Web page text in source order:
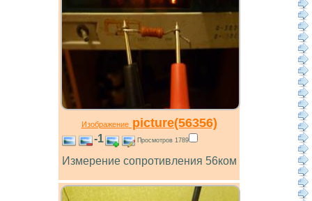
Изображениеpicture(56356)
-1 Просмотров 1789
Измерение сопротивления 56ком